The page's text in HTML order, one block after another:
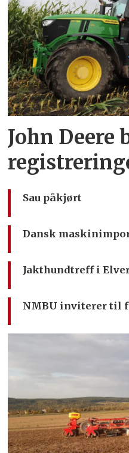
John Deere
Sau påkjørt
Dansk
Jakthundtreff i
NMBU inviterer til